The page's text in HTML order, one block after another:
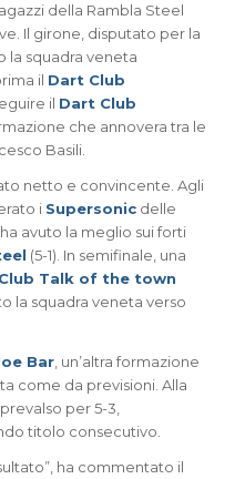
della Rambla Steel
Il girone, disputato per la
la squadra veneta
il Dart Club
il Dart Club
che annovera tra le
Basili.
netto e convincente. Agli
i Supersonicdelle
avuto la meglio sui forti
(5-1). In semifinale, una
Talk of the town
la squadra veneta verso
Bar, un’altra formazione
come da previsioni. Alla
per 5-3,
titolo consecutivo.
ha commentato il